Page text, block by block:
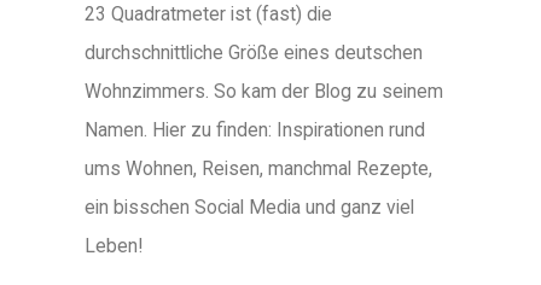
23 Quadratmeter ist (fast) die
durchschnittliche Größe eines deutschen
Wohnzimmers. So kam der Blog zu seinem
Namen. Hier zu finden: Inspirationen rund
ums Wohnen, Reisen, manchmal Rezepte,
ein bisschen Social Media und ganz viel
Leben!